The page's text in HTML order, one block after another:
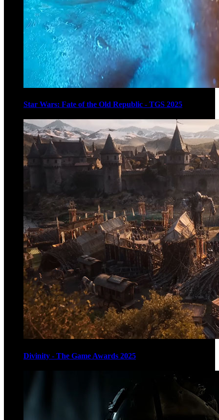
Star Wars: Fate of the Old Republic - TGS 2025
Divinity - The Game Awards 2025